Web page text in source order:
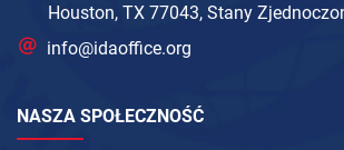
Houston, TX 77043, Stany
info@idaoffice.org
NASZA SPOŁECZNOŚĆ